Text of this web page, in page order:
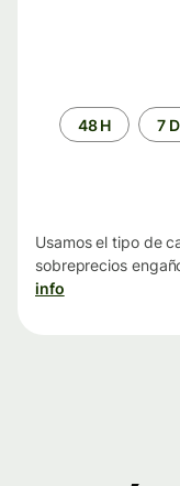
Periodo48 H 7 D
Usamos el tipo de
sobreprecios
info